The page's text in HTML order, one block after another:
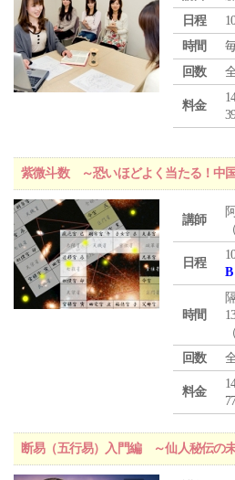
日程
時間
回数
料金
紫微斗数 ～恐いほどよく当たる！中
講師
日程
B
時間
回数
料金
断易（五行易）入門編 ～仙人秘伝の